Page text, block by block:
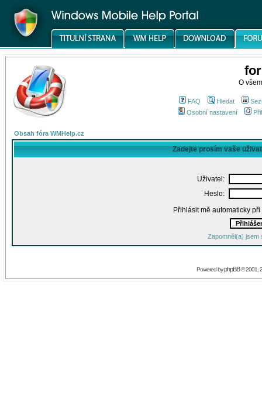
O
FAQ Hledat
Osobní nastavení
Obsah fóra WMHelp.cz
Zadejte prosím vaše
Uživatel:
Heslo:
Přihlásit mě automaticky
Zapomněl(a) jsem
Powered byphpBB© 2001,